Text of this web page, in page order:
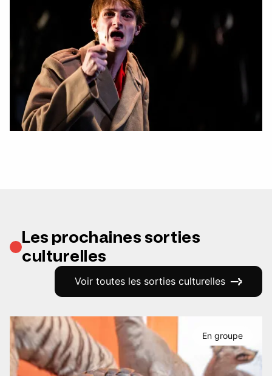
Les prochaines sorties
culturelles
Voir toutes les sorties culturelles
En groupe